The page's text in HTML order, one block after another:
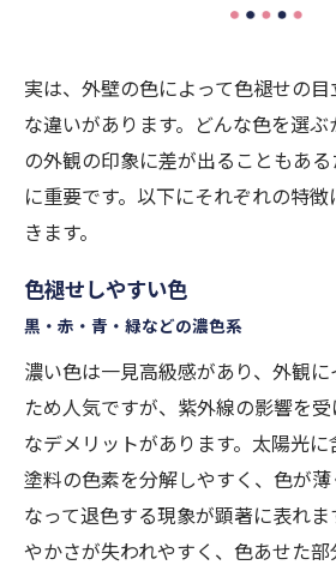
実は、外壁の色によって色褪せの
な違いがあります。どんな色を選
の外観の印象に差が出ることもあ
に重要です。以下にそれぞれの特
きます。
色褪せしやすい色
黒・赤・青・緑などの濃色系
濃い色は一見高級感があり、外観
ため人気ですが、紫外線の影響を
なデメリットがあります。太陽光に
塗料の色素を分解しやすく、色が
なって退色する現象が顕著に表れ
やかさが失われやすく、色あせた